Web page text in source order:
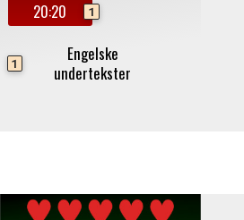
20:20 1
1
Engelske
undertekster